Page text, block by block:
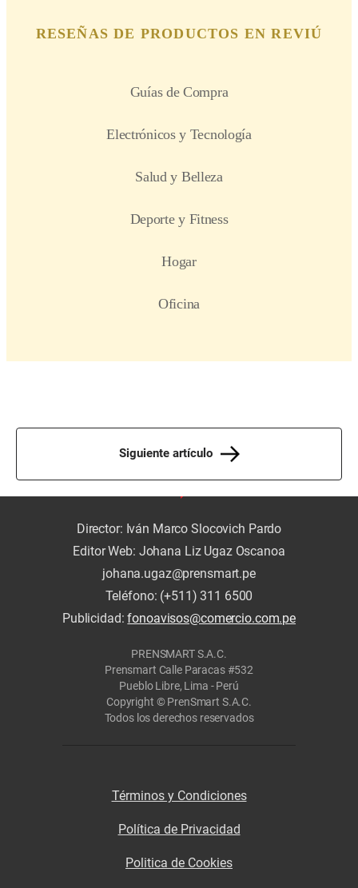
Siguiente artículo
Director: Iván Marco Slocovich Pardo
Editor Web: Johana Liz Ugaz Oscanoa
johana.ugaz@prensmart.pe
Teléfono: (+511) 311 6500
Publicidad:fonoavisos@comercio.com.pe
PRENSMART S.A.C.
Prensmart Calle Paracas #532
Pueblo Libre, Lima - Perú
Copyright © PrenSmart S.A.C.
Todos los derechos reservados
Términos y Condiciones
Política de Privacidad
Politica de Cookies